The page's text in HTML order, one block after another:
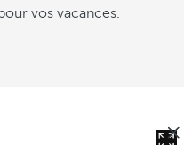
vos vacances.